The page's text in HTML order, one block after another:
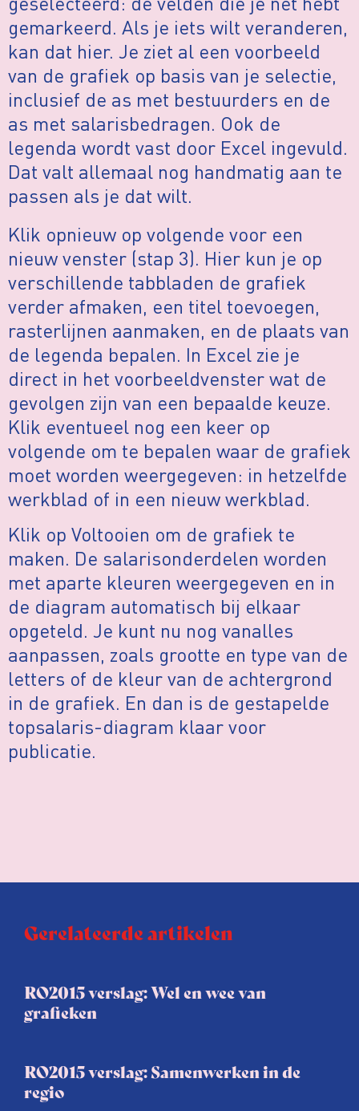
gemarkeerd. Als je iets wilt veranderen,
kan dat hier. Je ziet al een voorbeeld
van de grafiek op basis van je selectie,
inclusief de as met bestuurders en de
as met salarisbedragen. Ook de
legenda wordt vast door Excel ingevuld.
Dat valt allemaal nog handmatig aan te
passen als je dat wilt.
Klik opnieuw op volgende voor een
nieuw venster (stap 3). Hier kun je op
verschillende tabbladen de grafiek
verder afmaken, een titel toevoegen,
rasterlijnen aanmaken, en de plaats van
de legenda bepalen. In Excel zie je
direct in het voorbeeldvenster wat de
gevolgen zijn van een bepaalde keuze.
Klik eventueel nog een keer op
volgende om te bepalen waar de grafiek
moet worden weergegeven: in hetzelfde
werkblad of in een nieuw werkblad.
Klik op Voltooien om de grafiek te
maken. De salarisonderdelen worden
met aparte kleuren weergegeven en in
de diagram automatisch bij elkaar
opgeteld. Je kunt nu nog vanalles
aanpassen, zoals grootte en type van de
letters of de kleur van de achtergrond
in de grafiek. En dan is de gestapelde
topsalaris-diagram klaar voor
publicatie.
Gerelateerde artikelen
RO2015 verslag: Wel en wee van
grafieken
RO2015 verslag: Samenwerken in de
regio